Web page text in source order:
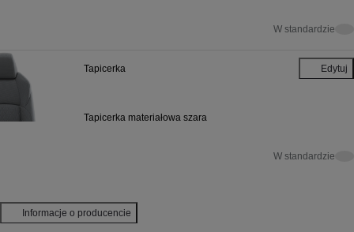
W standardzie
Tapicerka Edytuj
Tapicerka
Tapicerka materiałowa szara
W standardzie
Informacje o producencie